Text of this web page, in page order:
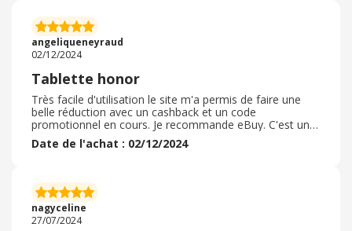
attentes, et aux avis vu sur internet avant l'achat; Pour
cet achat nous avons bénéficié d'une offre
promotionnelle très intéressante et de cashback.
angeliqueneyraud
02/12/2024
Tablette honor
Très facile d'utilisation le site m'a permis de faire une
belle réduction avec un cashback et un code
promotionnel en cours. Je recommande eBuy. C'est une
application à installer et très facile de prise en main
même un enfant pourrait s'en servir très facilement elle
pouvons économiser de côté simplement en passant
par cette application sans avoir besoin de rien faire
d'autre c'est très cool
Date de l'achat : 02/12/2024
nagyceline
27/07/2024